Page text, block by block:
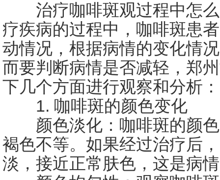
治疗咖啡斑观过程中怎么
疗疾病的过程中，咖啡斑患
动情况，根据病情的变化情
而要判断病情是否减轻，郑
下几个方面进行观察和分析：
1. 咖啡斑的颜色变化
颜色淡化：咖啡斑的颜色
褐色不等。如果经过治疗后
淡，接近正常肤色，这是病